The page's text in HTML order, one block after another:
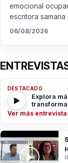
emocional
escritora samaria
06/08/2026
DESTACADO
Explora
Ver más